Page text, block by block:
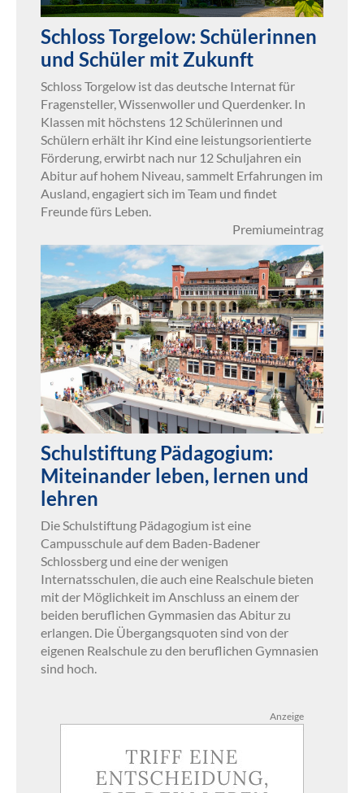
Schloss Torgelow: Schülerinnen
und Schüler mit Zukunft
Schloss Torgelow ist das deutsche Internat für
Fragensteller, Wissenwoller und Querdenker. In
Klassen mit höchstens 12 Schülerinnen und
Schülern erhält ihr Kind eine leistungsorientierte
Förderung, erwirbt nach nur 12 Schuljahren ein
Abitur auf hohem Niveau, sammelt Erfahrungen im
Ausland, engagiert sich im Team und findet
Freunde fürs Leben.
Premiumeintrag
Schulstiftung Pädagogium:
Miteinander leben, lernen und
lehren
Die Schulstiftung Pädagogium ist eine
Campusschule auf dem Baden-Badener
Schlossberg und eine der wenigen
Internatsschulen, die auch eine Realschule bieten
mit der Möglichkeit im Anschluss an einem der
beiden beruflichen Gymmasien das Abitur zu
erlangen. Die Übergangsquoten sind von der
eigenen Realschule zu den beruflichen Gymnasien
sind hoch.
Anzeige